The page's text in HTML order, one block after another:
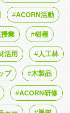
ACORN活動
業 樹種
活用 人工林
プ 木製品
ACORN研修